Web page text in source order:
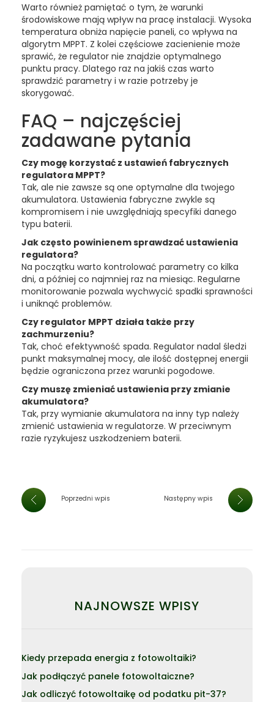
Warto również pamiętać o tym, że warunki
środowiskowe mają wpływ na pracę instalacji. Wysoka
temperatura obniża napięcie paneli, co wpływa na
algorytm MPPT. Z kolei częściowe zacienienie może
sprawić, że regulator nie znajdzie optymalnego
punktu pracy. Dlatego raz na jakiś czas warto
sprawdzić parametry i w razie potrzeby je
skorygować.
FAQ – najczęściej
zadawane pytania
Czy mogę korzystać z ustawień fabrycznych
regulatora MPPT?
Tak, ale nie zawsze są one optymalne dla twojego
akumulatora. Ustawienia fabryczne zwykle są
kompromisem i nie uwzględniają specyfiki danego
typu baterii.
Jak często powinienem sprawdzać ustawienia
regulatora?
Na początku warto kontrolować parametry co kilka
dni, a później co najmniej raz na miesiąc. Regularne
monitorowanie pozwala wychwycić spadki sprawności
i uniknąć problemów.
Czy regulator MPPT działa także przy
zachmurzeniu?
Tak, choć efektywność spada. Regulator nadal śledzi
punkt maksymalnej mocy, ale ilość dostępnej energii
będzie ograniczona przez warunki pogodowe.
Czy muszę zmieniać ustawienia przy zmianie
akumulatora?
Tak, przy wymianie akumulatora na inny typ należy
zmienić ustawienia w regulatorze. W przeciwnym
razie ryzykujesz uszkodzeniem baterii.
Poprzedni wpis Następny wpis
NAJNOWSZE WPISY
Kiedy przepada energia z fotowoltaiki?
Jak podłączyć panele fotowoltaiczne?
Jak odliczyć fotowoltaikę od podatku pit-37?